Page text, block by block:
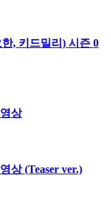
, 키드밀리) 시즌 0
상
상 (Teaser ver.)